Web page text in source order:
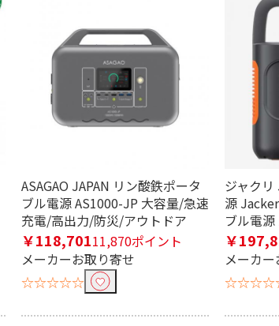
ASAGAO JAPAN リン酸鉄ポータ
ブル電源 AS1000-JP 大容量/急速
充電/高出力/防災/アウトドア
￥118,70111,870ポイント
メーカーお取り寄せ
☆☆☆☆☆
ジャク
源
ブル電
￥
メーカ